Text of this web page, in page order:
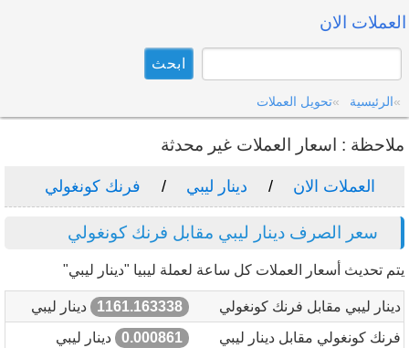
العملات الان
الرئيسية تحويل العملات
ملاحظة : اسعار العملات غير محدثة
العملات الان دينار ليبي فرنك كونغولي
سعر الصرف دينار ليبي مقابل فرنك كونغولي
يتم تحديث أسعار العملات كل ساعة لعملة ليبيا "دينار ليبي"
دينار ليبي مقابل فرنك كونغولي 1161.163338
دينار ليبي
فرنك كونغولي مقابل دينار ليبي
0.000861 دينار ليبي